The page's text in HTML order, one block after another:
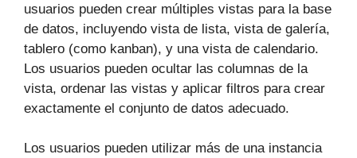
usuarios pueden crear múltiples vistas para la base
de datos, incluyendo vista de lista, vista de galería,
tablero (como kanban), y una vista de calendario.
Los usuarios pueden ocultar las columnas de la
vista, ordenar las vistas y aplicar filtros para crear
exactamente el conjunto de datos adecuado.
Los usuarios pueden utilizar más de una instancia